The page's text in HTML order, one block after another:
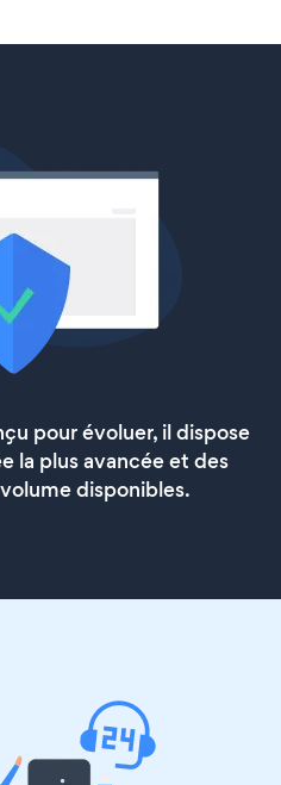
pour évoluer, il dispose
la plus avancée et des
disponibles.